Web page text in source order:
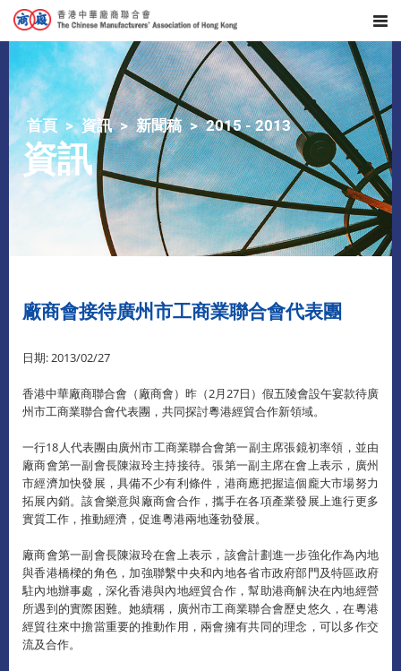
首頁 資訊 新聞稿 2015 - 2013
資訊
廠商會接待廣州市工商業聯合會代表團
日期: 2013/02/27
香港中華廠商聯合會（廠商會）昨（2月27日）假五陵會設午宴款待廣
州市工商業聯合會代表團，共同探討粵港經貿合作新領域。
一行18人代表團由廣州市工商業聯合會第一副主席張鏡初率領，並由
廠商會第一副會長陳淑玲主持接待。張第一副主席在會上表示，廣州
市經濟加快發展，具備不少有利條件，港商應把握這個龐大市場努力
拓展內銷。該會樂意與廠商會合作，攜手在各項產業發展上進行更多
實質工作，推動經濟，促進粵港兩地蓬勃發展。
廠商會第一副會長陳淑玲在會上表示，該會計劃進一步強化作為內地
與香港橋樑的角色，加強聯繫中央和內地各省市政府部門及特區政府
駐內地辦事處，深化香港與內地經貿合作，幫助港商解決在內地經營
所遇到的實際困難。她續稱，廣州市工商業聯合會歷史悠久，在粵港
經貿往來中擔當重要的推動作用，兩會擁有共同的理念，可以多作交
流及合作。